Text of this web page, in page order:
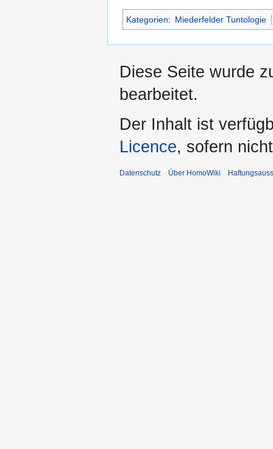
Kategorien: Miederfelder Tuntologie
Diese Seite wurde
bearbeitet.
Der Inhalt ist
Licence, sofern
Datenschutz Über HomoWiki